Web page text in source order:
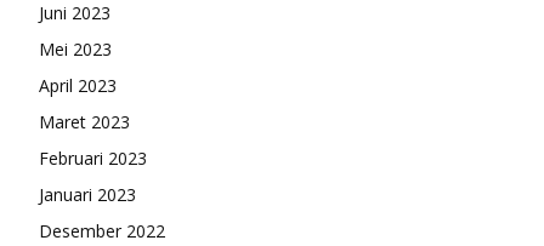
Juni 2023
Mei 2023
April 2023
Maret 2023
Februari 2023
Januari 2023
Desember 2022